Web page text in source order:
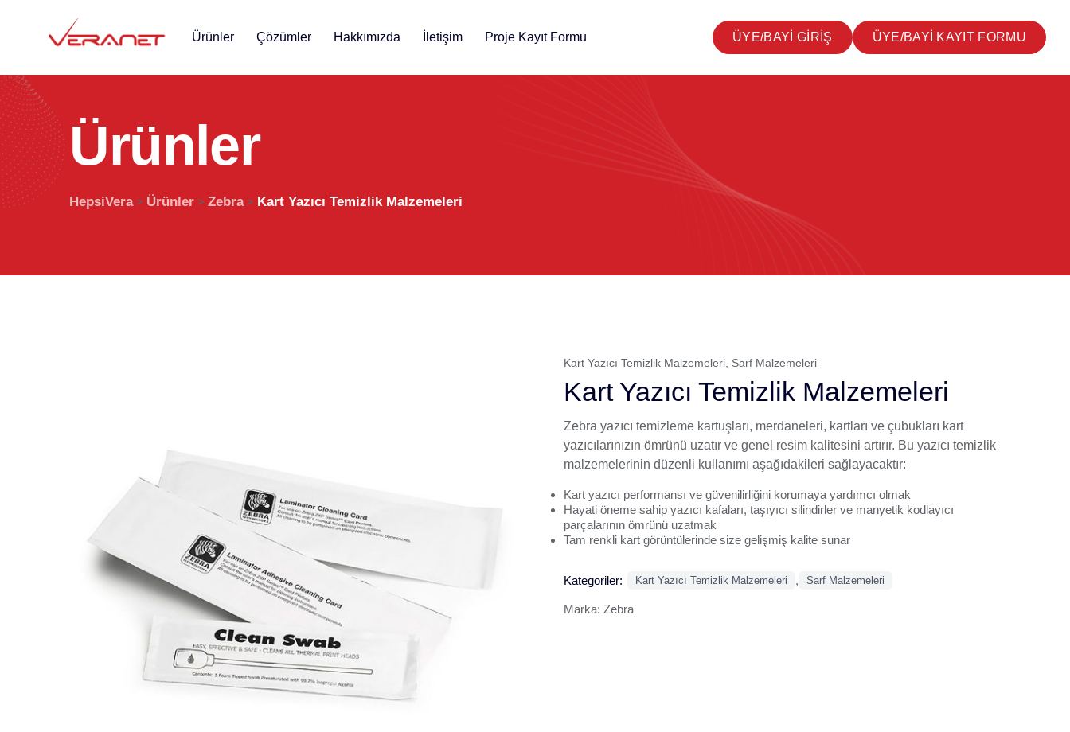
Ürünler Çözümler Hakkımızda İletişim Proje Kayıt Formu ÜYE/BAYİ GİRİŞ ÜYE/BAYİ KAYIT FORMU
Ürünler
HepsiVera> Ürünler > Zebra> Kart Yazıcı Temizlik Malzemeleri
Kart Yazıcı Temizlik Malzemeleri Sarf Malzemeleri
Kart Yazıcı Temizlik Malzemeleri
Zebra yazıcı temizleme kartuşları, merdaneleri, kartları ve çubukları kart
yazıcılarınızın ömrünü uzatır ve genel resim kalitesini artırır. Bu yazıcı temizlik
malzemelerinin düzenli kullanımı aşağıdakileri sağlayacaktır:
Kart yazıcı performansı ve güvenilirliğini korumaya yardımcı olmak
Hayati öneme sahip yazıcı kafaları, taşıyıcı silindirler ve manyetik kodlayıcı
parçalarının ömrünü uzatmak
Tam renkli kart görüntülerinde size gelişmiş kalite sunar
Kategoriler: Kart Yazıcı Temizlik Malzemeleri , Sarf Malzemeleri
Marka: Zebra